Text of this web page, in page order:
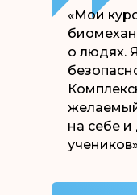
«Мои
о людях.
на себе и
учеников»